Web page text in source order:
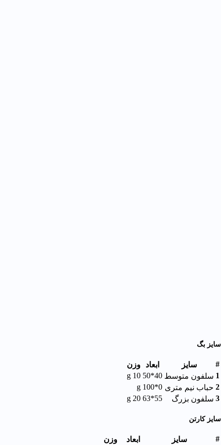
سایز بگ
# سایز ابعاد
وزن
1 سلفون متوسط 40*50
10 g
2 حباب نیم متری 0*100
g
3 سلفون بزرگ 55*63
20 g
سایز کارتن
# سايز ابعاد
وزن